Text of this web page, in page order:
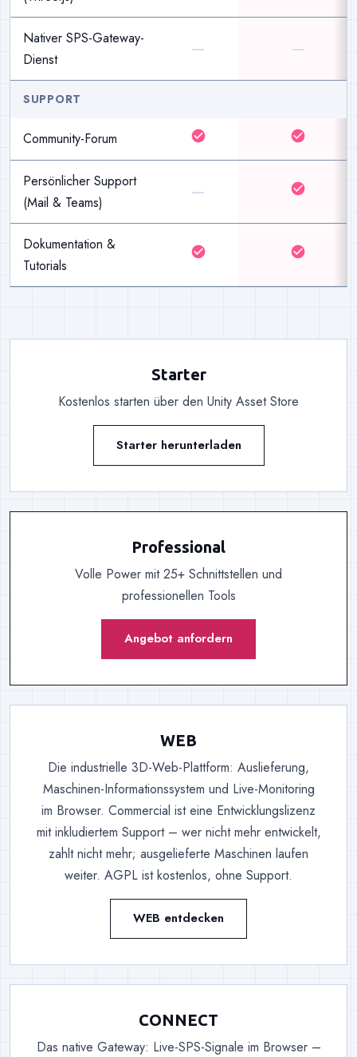
Nativer SPS-Gateway-
Dienst
— —
SUPPORT
Community-Forum check_circle check_circle
Persönlicher Support
(Mail & Teams)
— check_circle
Dokumentation &
Tutorials
check_circle check_circle
Starter
Kostenlos starten über den Unity Asset Store
Starter herunterladen
Professional
Volle Power mit 25+ Schnittstellen und
professionellen Tools
Angebot anfordern
WEB
Die industrielle 3D-Web-Plattform: Auslieferung,
Maschinen-Informationssystem und Live-Monitoring
im Browser. Commercial ist eine Entwicklungslizenz
mit inkludiertem Support – wer nicht mehr entwickelt,
zahlt nicht mehr; ausgelieferte Maschinen laufen
weiter. AGPL ist kostenlos, ohne Support.
WEB entdecken
CONNECT
Das native Gateway: Live-SPS-Signale im Browser –